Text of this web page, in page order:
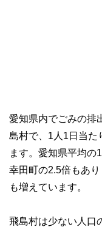
愛知県内でごみの排
島村で、1人1日当た
ます。愛知県平均の
幸田町の2.5倍もあ
も増えています。
飛島村は少ない人口